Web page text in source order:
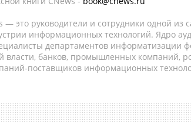
— это руководители и сотрудники одной из
информационных технологий. Ядро
департаментов информатизации
власти, банков, промышленных компаний,
поставщиков информационных